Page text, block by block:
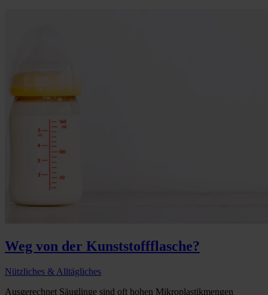
Weg von der Kunststoffflasche?
Nützliches & Alltägliches
Ausgerechnet Säuglinge sind oft hohen Mikroplastikmengen